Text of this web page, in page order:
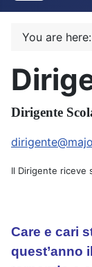
You are here:
Dirigente
Il Dirigente riceve
Care e cari
quest’anno